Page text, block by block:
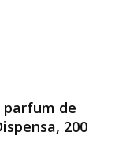
parfum de
200